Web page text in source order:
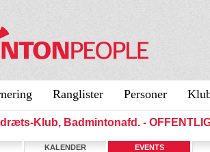
Ranglister Personer
Klub, Badmintonafd. -
KALENDER
EVENTS